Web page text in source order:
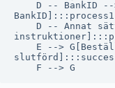
D -- BankID
BankID]:::process1
D -- Annat
E -->